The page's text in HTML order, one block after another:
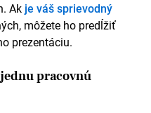
Ak je váš sprievodný
môžete ho predĺžiť
prezentáciu.
pracovnú